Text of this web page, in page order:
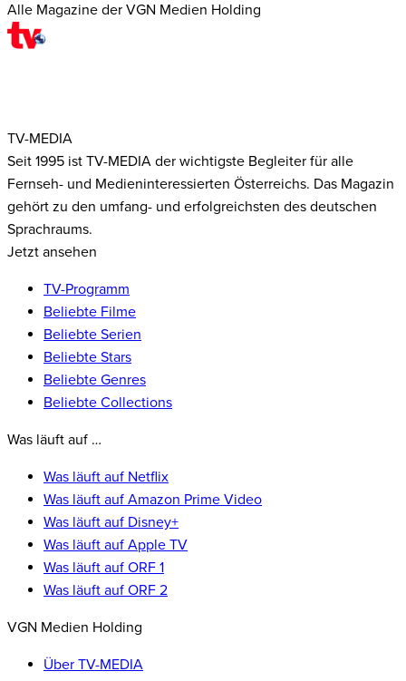
Alle Magazine der VGN Medien Holding
TV-MEDIA
Seit 1995 ist TV-MEDIA der wichtigste Begleiter für alle
Fernseh- und Medieninteressierten Österreichs. Das Magazin
gehört zu den umfang- und erfolgreichsten des deutschen
Sprachraums.
Jetzt ansehen
TV-Programm
Beliebte Filme
Beliebte Serien
Beliebte Stars
Beliebte Genres
Beliebte Collections
Was läuft auf …
Was läuft auf Netflix
Was läuft auf Amazon Prime Video
Was läuft auf Disney+
Was läuft auf Apple TV
Was läuft auf ORF 1
Was läuft auf ORF 2
VGN Medien Holding
Über TV-MEDIA